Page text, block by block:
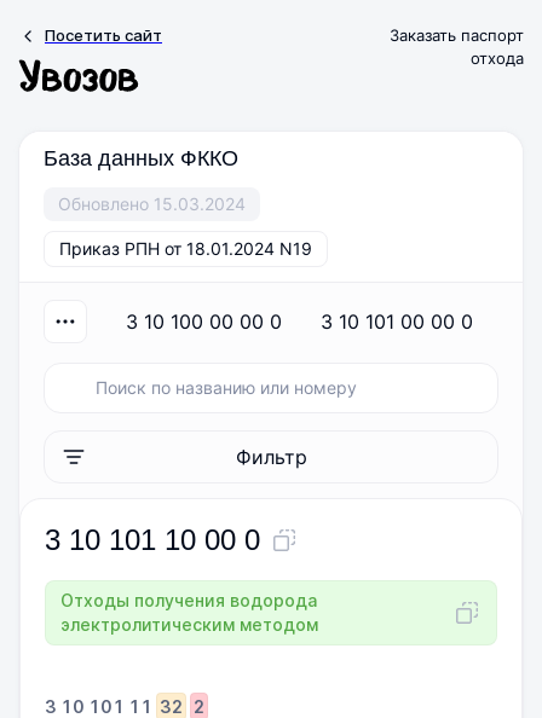
Посетить сайт
Заказать паспорт
отхода
База данных ФККО
Обновлено 15.03.2024
Приказ РПН от 18.01.2024 N19
3 10 100 00 00 0 3 10 101 00 00 0
Фильтр
3 10 101 10 00 0
Отходы получения водорода
электролитическим методом
3 10 101 11 32
2